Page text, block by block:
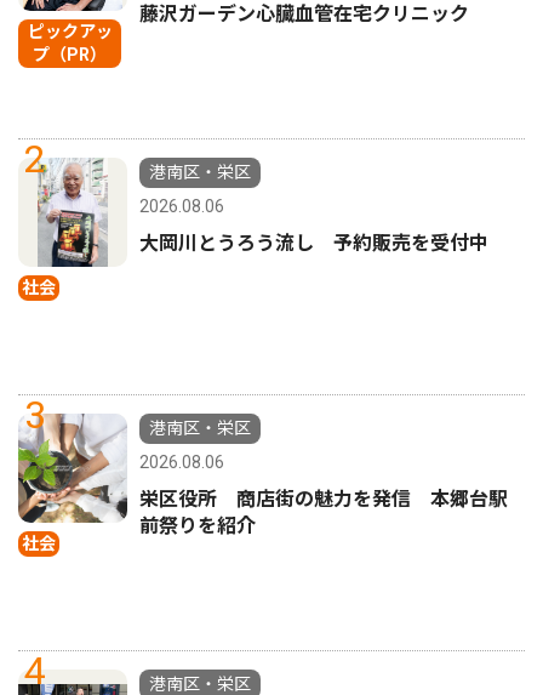
ピックアッ
プ（PR）
藤沢ガーデン心臓血管在宅クリニック
2
社会
港南区・栄区
2026.08.06
大岡川とうろう流し 予約販売を受付中
3
社会
港南区・栄区
2026.08.06
栄区役所 商店街の魅力を発信 本郷台駅
前祭りを紹介
4
港南区・栄区